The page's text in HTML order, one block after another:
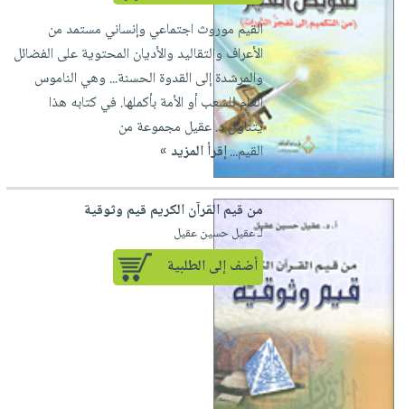
القيم موروث اجتماعي وإنساني مستمد من
الأعراف والتقاليد والأديان المحتوية على الفضائل
والمرشدة إلى القدوة الحسنة... وهي الناموس
العام للشعب أو الأمة بأكملها. في كتابه هذا
يتناول د. عقيل مجموعة من
القيم...إقرأ المزيد »
من قيم القرآن الكريم قيم وثوقية
لـ عقيل حسين عقيل
أضف إلى الطلبية